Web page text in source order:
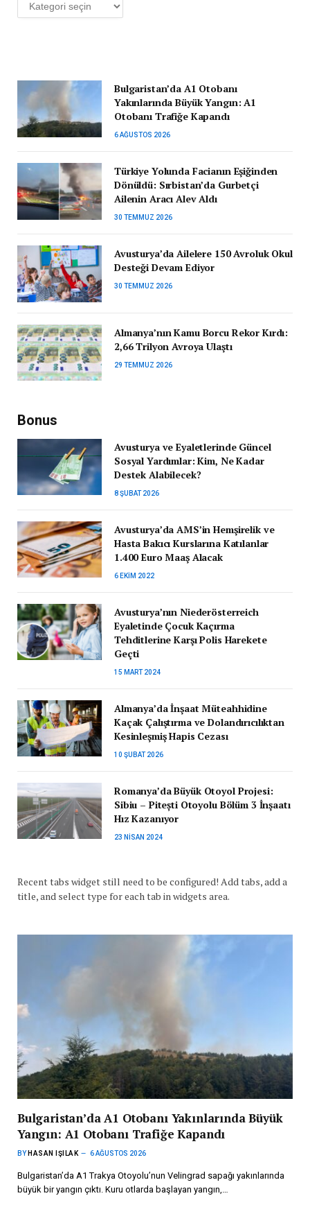
Bulgaristan’da A1 Otobanı
Yakınlarında Büyük Yangın: A1
Otobanı Trafiğe Kapandı
6 AĞUSTOS 2026
Türkiye Yolunda Facianın Eşiğinden
Dönüldü: Sırbistan’da Gurbetçi
Ailenin Aracı Alev Aldı
30 TEMMUZ 2026
Avusturya’da Ailelere 150 Avroluk Okul
Desteği Devam Ediyor
30 TEMMUZ 2026
Almanya’nın Kamu Borcu Rekor Kırdı:
2,66 Trilyon Avroya Ulaştı
29 TEMMUZ 2026
Bonus
Avusturya ve Eyaletlerinde Güncel
Sosyal Yardımlar: Kim, Ne Kadar
Destek Alabilecek?
8 ŞUBAT 2026
Avusturya’da AMS’in Hemşirelik ve
Hasta Bakıcı Kurslarına Katılanlar
1.400 Euro Maaş Alacak
6 EKIM 2022
Avusturya’nın Niederösterreich
Eyaletinde Çocuk Kaçırma
Tehditlerine Karşı Polis Harekete
Geçti
15 MART 2024
Almanya’da İnşaat Müteahhidine
Kaçak Çalıştırma ve Dolandırıcılıktan
Kesinleşmiş Hapis Cezası
10 ŞUBAT 2026
Romanya’da Büyük Otoyol Projesi:
Sibiu – Pitești Otoyolu Bölüm 3 İnşaatı
Hız Kazanıyor
23 NISAN 2024
Recent tabs widget still need to be configured! Add tabs, add a
title, and select type for each tab in widgets area.
Bulgaristan’da A1 Otobanı Yakınlarında Büyük
Yangın: A1 Otobanı Trafiğe Kapandı
BY HASAN IŞILAK 6 AĞUSTOS 2026
Bulgaristan’da A1 Trakya Otoyolu’nun Velingrad sapağı yakınlarında
büyük bir yangın çıktı. Kuru otlarda başlayan yangın,…